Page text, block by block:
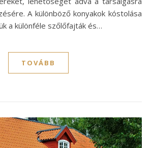
A különböző konyakok kóstolása
a különféle szőlőfajták és…
TOVÁBB